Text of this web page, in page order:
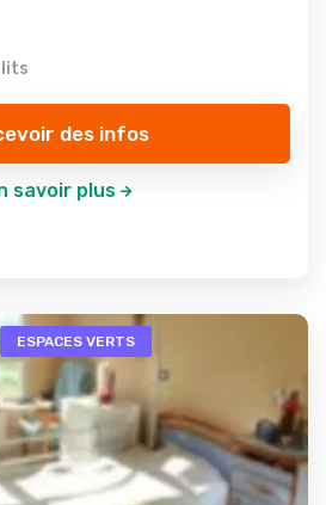
lits
des infos
savoir plus
ESPACES VERTS